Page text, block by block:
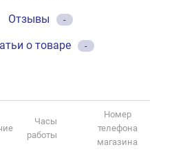
Отзывы
-
о товаре -
Часы
работы
Номер
телефона
магазина